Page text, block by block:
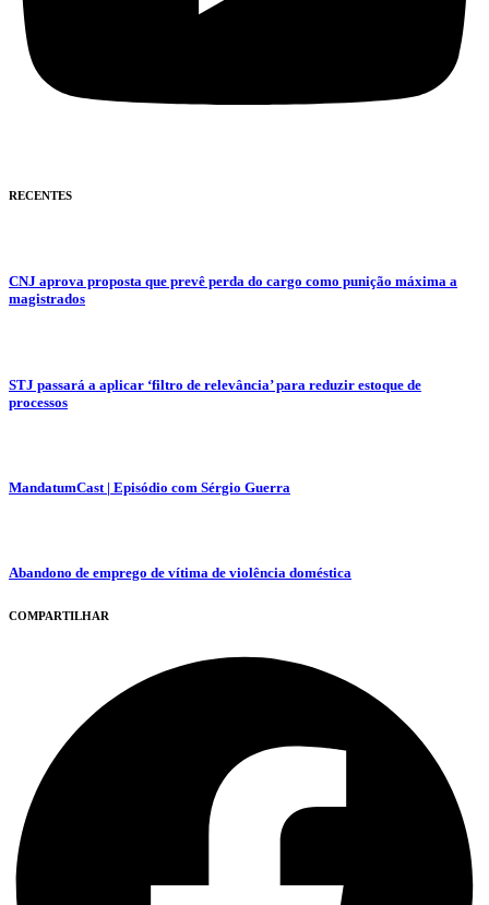
RECENTES
CNJ aprova proposta que prevê perda do cargo como punição máxima a
magistrados
STJ passará a aplicar ‘filtro de relevância’ para reduzir estoque de
processos
MandatumCast | Episódio com Sérgio Guerra
Abandono de emprego de vítima de violência doméstica
COMPARTILHAR